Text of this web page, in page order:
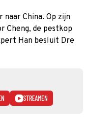
China. Op zijn
Cheng, de pestkop
Han besluit Dre
STREAMEN